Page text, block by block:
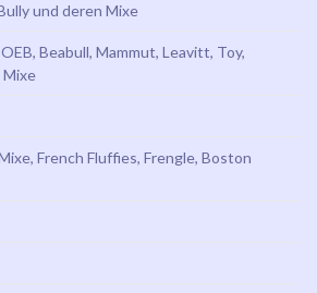
und deren Mixe
Beabull, Mammut, Leavitt, Toy,
French Fluffies, Frengle, Boston